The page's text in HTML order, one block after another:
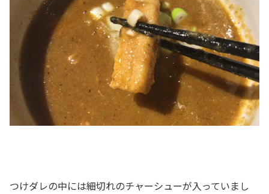
つけダレの中には細切れのチャーシューが入っていまし